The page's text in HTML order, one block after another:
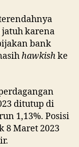
jatuh karena
bank
hawkishke
ditutup di
1,13%. Posisi
8 Maret 2023